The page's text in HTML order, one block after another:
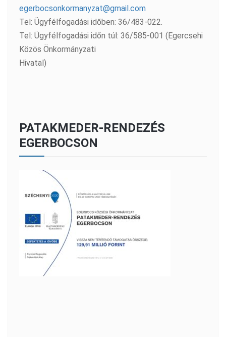
egerbocsonkormanyzat@gmail.com
Tel: Ügyfélfogadási időben: 36/483-022.
Tel: Ügyfélfogadási időn túl: 36/585-001 (Egercsehi
Közös Önkormányzati
Hivatal)
PATAKMEDER-RENDEZÉS
EGERBOCSON